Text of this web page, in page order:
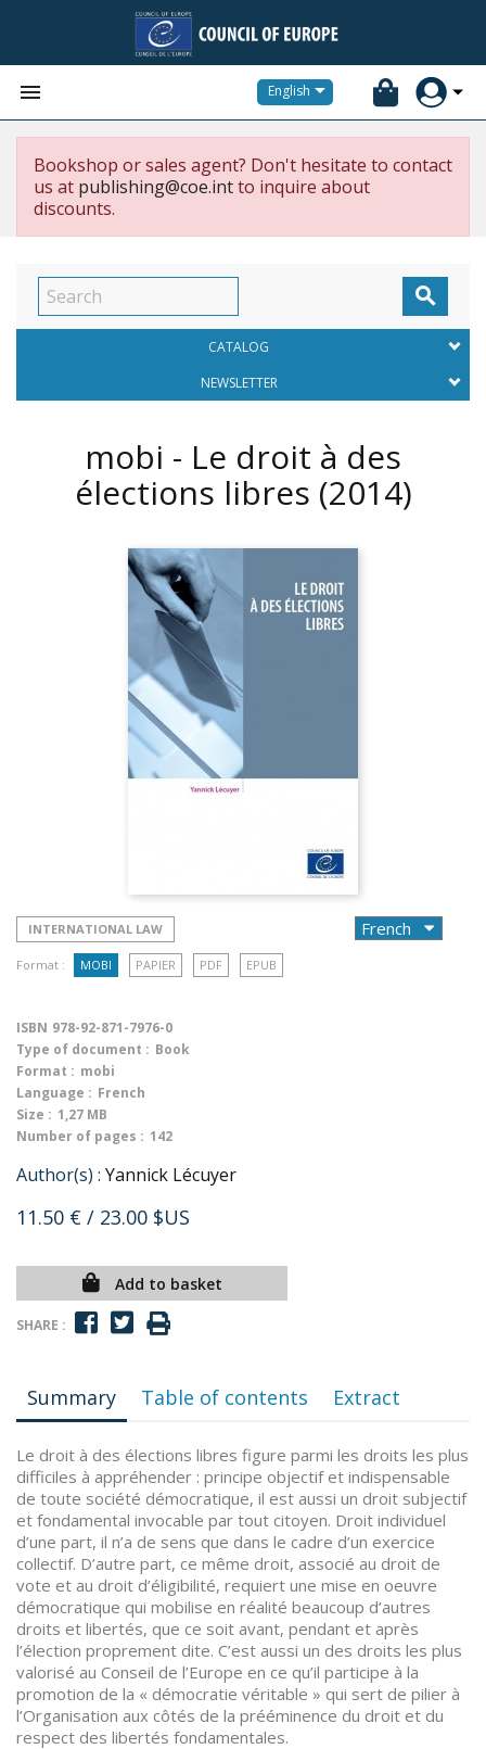
 English
Bookshop or sales agent? Don't hesitate to contact
us at publishing@coe.intto inquire about
discounts.

CATALOG
NEWSLETTER
mobi - Le droit à des
élections libres (2014)
INTERNATIONAL LAW
Format : MOBI PAPIER PDF EPUB
ISBN 978-92-871-7976-0
Type of document : Book
Format : mobi
Language : French
Size : 1,27 MB
Number of pages : 142
Author(s) : Yannick Lécuyer
11.50 € / 23.00 $US
Add to basket
SHARE :
Summary Table of contents Extract
Le droit à des élections libres figure parmi les droits les plus
difficiles à appréhender : principe objectif et indispensable
de toute société démocratique, il est aussi un droit subjectif
et fondamental invocable par tout citoyen. Droit individuel
d’une part, il n’a de sens que dans le cadre d’un exercice
collectif. D’autre part, ce même droit, associé au droit de
vote et au droit d’éligibilité, requiert une mise en oeuvre
démocratique qui mobilise en réalité beaucoup d’autres
droits et libertés, que ce soit avant, pendant et après
l’élection proprement dite. C’est aussi un des droits les plus
valorisé au Conseil de l’Europe en ce qu’il participe à la
promotion de la « démocratie véritable » qui sert de pilier à
l’Organisation aux côtés de la prééminence du droit et du
respect des libertés fondamentales.